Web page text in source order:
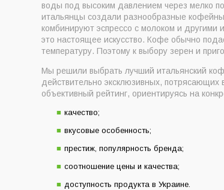
8. Кофе Gimoka Speciale Bar в зернах
7. Кофе Danesi Ethiopia Monorigine ж/
6. Кофе Movenpick Der Himmlische
4. Кофе Lavazza Crema e gusto
3. Кофе Lucaffe Mr.Exclusive — 100%
2. Кофе Lavazza Qualita Oro молотый
1. Кофе Illy Classico молотый 250 г
ТОП-10 марок лучшего
воды под высоким давлением через мелко
итальянцы создали разнообразные
комбинируют эспрессо с молоком и
это настоящее искусство. Кофе обычно
температуру. Поэтому к выбору зерен и
Мы решили выбрать лучший итальянский
действительно эксклюзивных,
объективный рейтинг, ориентируясь на
качество;
вкусовые особенность;
престиж, популярность бренда;
соотношение цены и качества;
доступность продукта в Украине.